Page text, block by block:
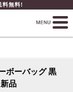
無料!
ボーバッグ 黒
品